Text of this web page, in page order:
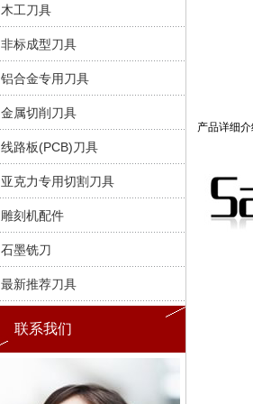
木工刀具
非标成型刀具
铝合金专用刀具
金属切削刀具
线路板(PCB)刀具
亚克力专用切割刀具
雕刻机配件
石墨铣刀
最新推荐刀具
联系我们
产品详细